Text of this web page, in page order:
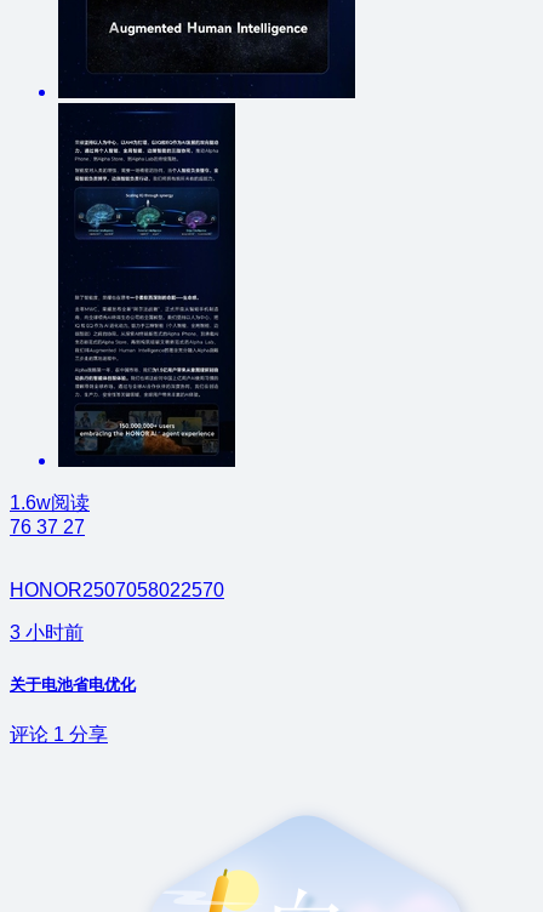
1.6w阅读
76 37 27
HONOR2507058022570
3 小时前
关于电池省电优化
评论 1 分享